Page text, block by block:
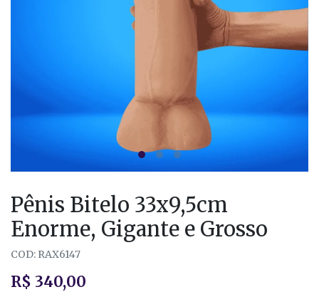
Pênis Bitelo 33x9,5cm
Enorme, Gigante e Grosso
COD: RAX6147
R$ 340,00